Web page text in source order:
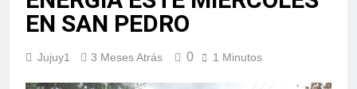
EN SAN PEDRO
Jujuy1 3 Meses Atrás 0 1 Minutos